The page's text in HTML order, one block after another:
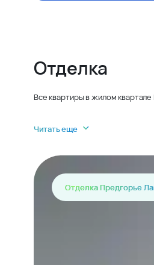
Отделка
Все квартиры в жилом
Читать еще
Отделка Предгорье